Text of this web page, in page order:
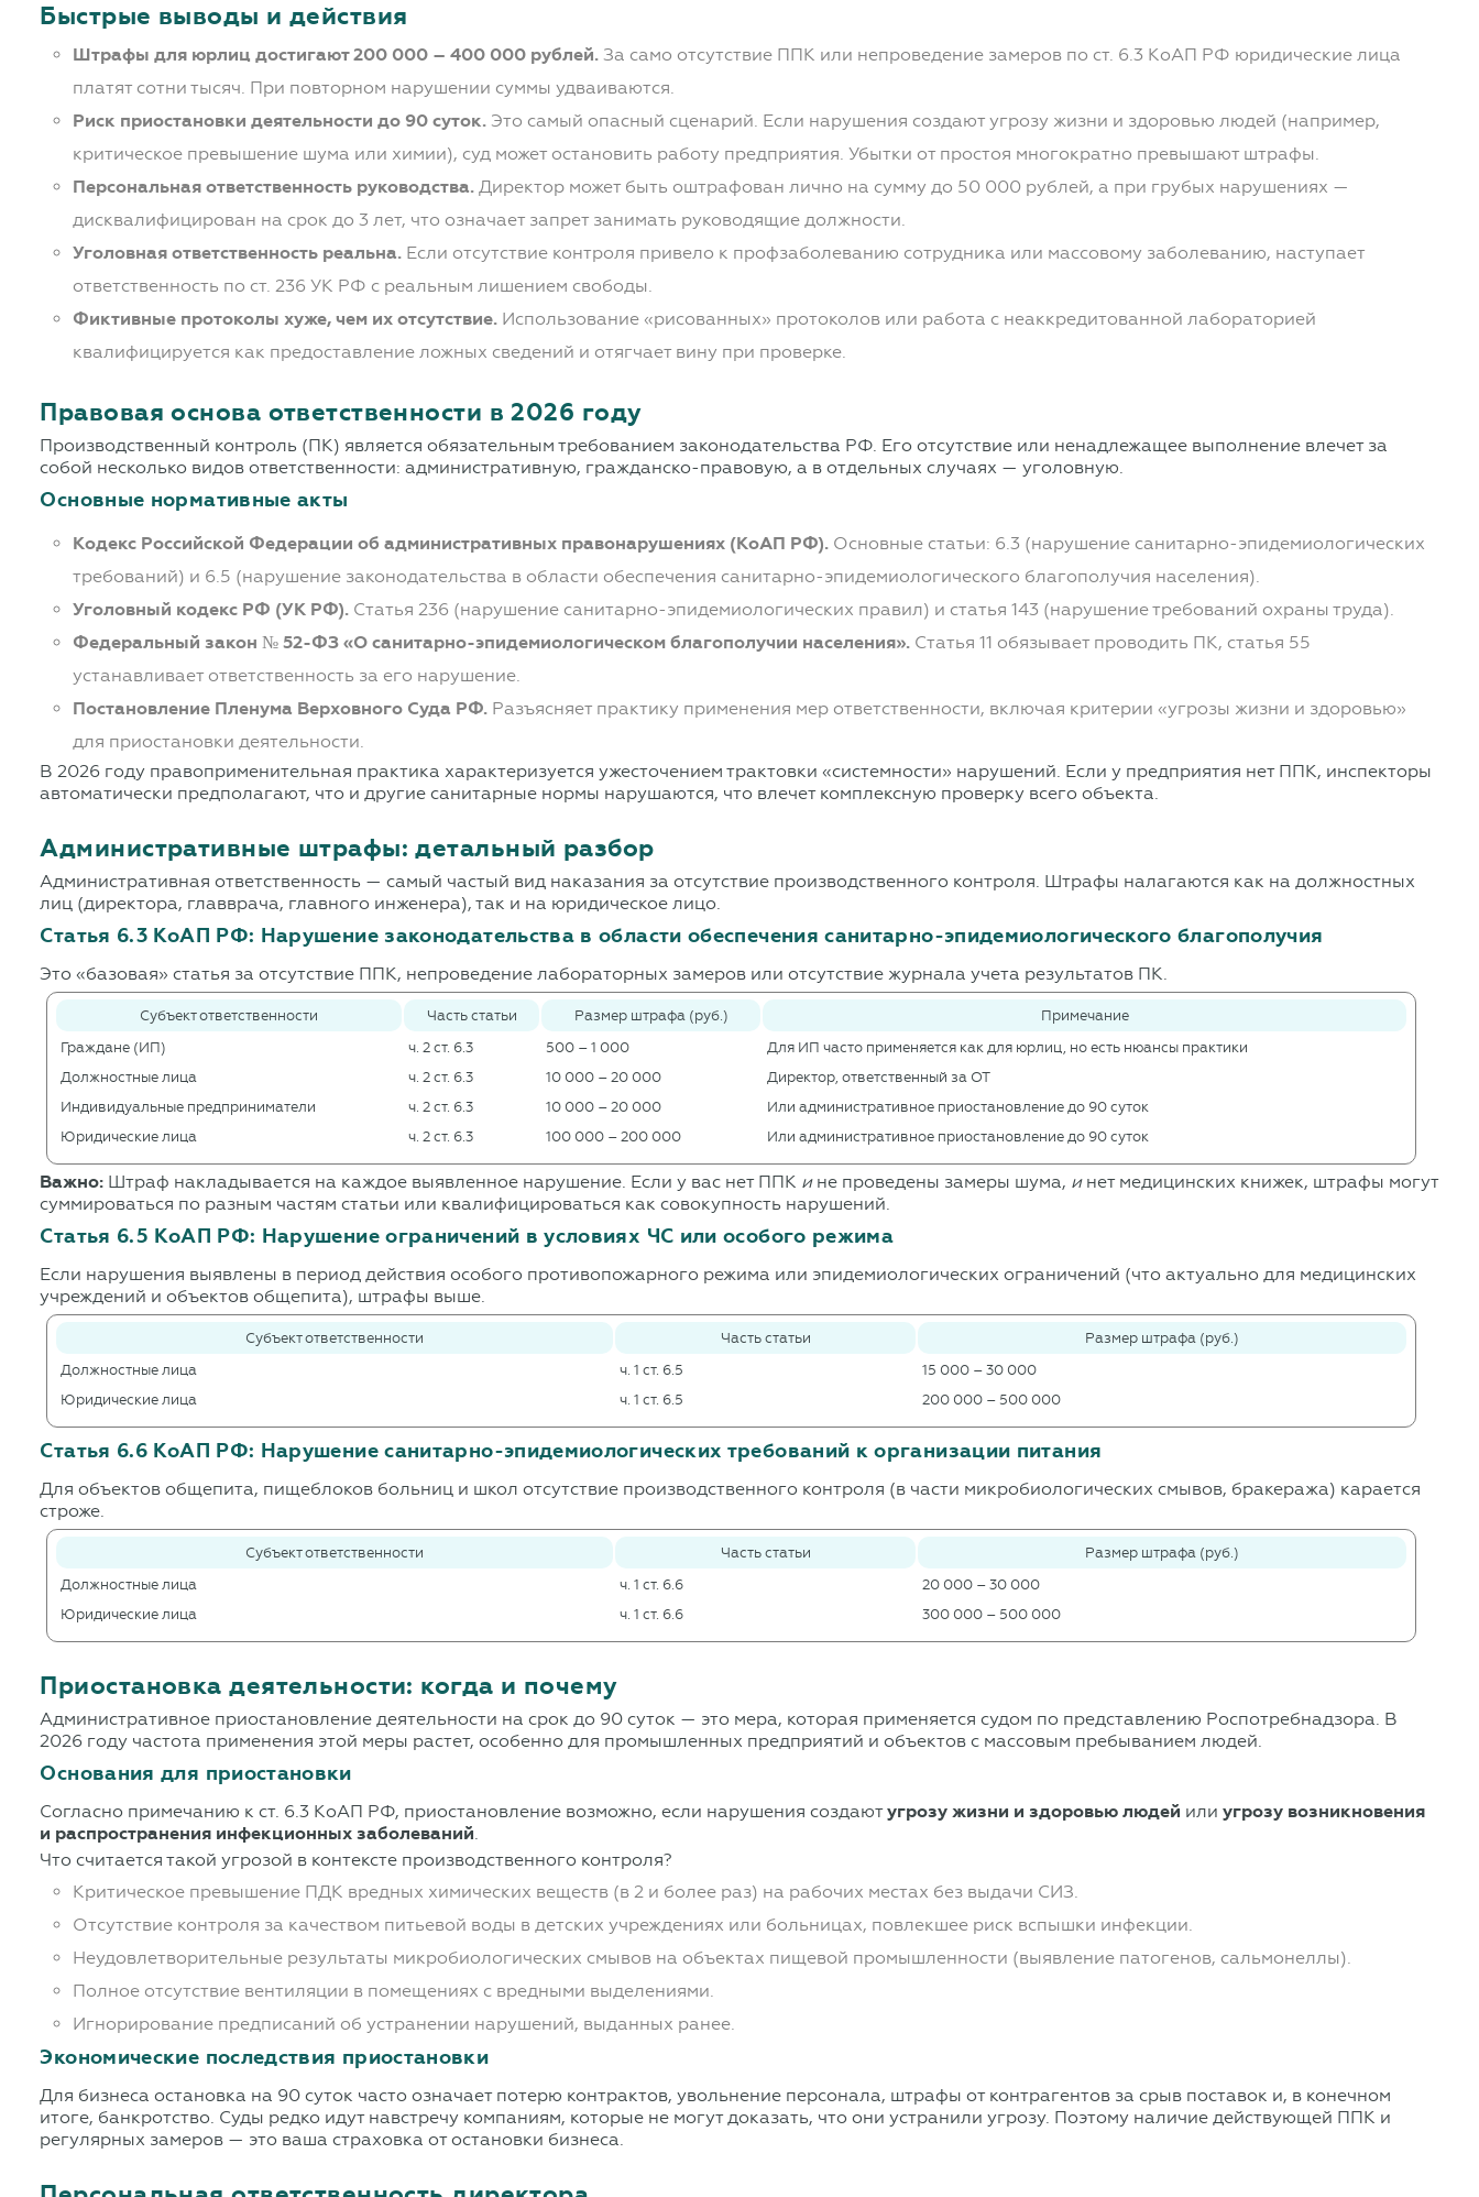
Быстрые выводы и действия
Штрафы для юрлиц достигают 200 000 – 400 000 рублей. За само отсутствие ППК или непроведение замеров по ст. 6.3 КоАП РФ юридические лица
платят сотни тысяч. При повторном нарушении суммы удваиваются.
Риск приостановки деятельности до 90 суток. Это самый опасный сценарий. Если нарушения создают угрозу жизни и здоровью людей (например,
критическое превышение шума или химии), суд может остановить работу предприятия. Убытки от простоя многократно превышают штрафы.
Персональная ответственность руководства. Директор может быть оштрафован лично на сумму до 50 000 рублей, а при грубых нарушениях —
дисквалифицирован на срок до 3 лет, что означает запрет занимать руководящие должности.
Уголовная ответственность реальна. Если отсутствие контроля привело к профзаболеванию сотрудника или массовому заболеванию, наступает
ответственность по ст. 236 УК РФ с реальным лишением свободы.
Фиктивные протоколы хуже, чем их отсутствие. Использование «рисованных» протоколов или работа с неаккредитованной лабораторией
квалифицируется как предоставление ложных сведений и отягчает вину при проверке.
Правовая основа ответственности в 2026 году
Производственный контроль (ПК) является обязательным требованием законодательства РФ. Его отсутствие или ненадлежащее выполнение влечет за
собой несколько видов ответственности: административную, гражданско-правовую, а в отдельных случаях — уголовную.
Основные нормативные акты
Кодекс Российской Федерации об административных правонарушениях (КоАП РФ). Основные статьи: 6.3 (нарушение санитарно-эпидемиологических
требований) и 6.5 (нарушение законодательства в области обеспечения санитарно-эпидемиологического благополучия населения).
Уголовный кодекс РФ (УК РФ). Статья 236 (нарушение санитарно-эпидемиологических правил) и статья 143 (нарушение требований охраны труда).
Федеральный закон № 52-ФЗ «О санитарно-эпидемиологическом благополучии населения». Статья 11 обязывает проводить ПК, статья 55
устанавливает ответственность за его нарушение.
Постановление Пленума Верховного Суда РФ. Разъясняет практику применения мер ответственности, включая критерии «угрозы жизни и здоровью»
для приостановки деятельности.
В 2026 году правоприменительная практика характеризуется ужесточением трактовки «системности» нарушений. Если у предприятия нет ППК, инспекторы
автоматически предполагают, что и другие санитарные нормы нарушаются, что влечет комплексную проверку всего объекта.
Административные штрафы: детальный разбор
Административная ответственность — самый частый вид наказания за отсутствие производственного контроля. Штрафы налагаются как на должностных
лиц (директора, главврача, главного инженера), так и на юридическое лицо.
Статья 6.3 КоАП РФ: Нарушение законодательства в области обеспечения санитарно-эпидемиологического благополучия
Это «базовая» статья за отсутствие ППК, непроведение лабораторных замеров или отсутствие журнала учета результатов ПК.
Субъект ответственности Часть статьи Размер штрафа (руб.)
Примечание
Граждане (ИП)
ч. 2 ст. 6.3 500 – 1 000
Для ИП часто применяется как для юрлиц, но есть нюансы практики
Должностные лица
ч. 2 ст. 6.3 10 000 – 20 000
Директор, ответственный за ОТ
Индивидуальные предприниматели
ч. 2 ст. 6.3 10 000 – 20 000
Или административное приостановление до 90 суток
Юридические лица
ч. 2 ст. 6.3 100 000 – 200 000 Или административное приостановление до 90 суток
Важно: Штраф накладывается на каждое выявленное нарушение. Если у вас нет ППК ине проведены замеры шума, инет медицинских книжек, штрафы могут
суммироваться по разным частям статьи или квалифицироваться как совокупность нарушений.
Статья 6.5 КоАП РФ: Нарушение ограничений в условиях ЧС или особого режима
Если нарушения выявлены в период действия особого противопожарного режима или эпидемиологических ограничений (что актуально для медицинских
учреждений и объектов общепита), штрафы выше.
Субъект ответственности Часть статьи
Размер штрафа (руб.)
Должностные лица
ч. 1 ст. 6.5
15 000 – 30 000
Юридические лица
ч. 1 ст. 6.5 200 000 – 500 000
Статья 6.6 КоАП РФ: Нарушение санитарно-эпидемиологических требований к организации питания
Для объектов общепита, пищеблоков больниц и школ отсутствие производственного контроля (в части микробиологических смывов, бракеража) карается
строже.
Субъект ответственности Часть статьи
Размер штрафа (руб.)
Должностные лица
ч. 1 ст. 6.6
20 000 – 30 000
Юридические лица
ч. 1 ст. 6.6 300 000 – 500 000
Приостановка деятельности: когда и почему
Административное приостановление деятельности на срок до 90 суток — это мера, которая применяется судом по представлению Роспотребнадзора. В
2026 году частота применения этой меры растет, особенно для промышленных предприятий и объектов с массовым пребыванием людей.
Основания для приостановки
Согласно примечанию к ст. 6.3 КоАП РФ, приостановление возможно, если нарушения создаютугрозу жизни и здоровью людей илиугрозу возникновения
и распространения инфекционных заболеваний.
Что считается такой угрозой в контексте производственного контроля?
Критическое превышение ПДК вредных химических веществ (в 2 и более раз) на рабочих местах без выдачи СИЗ.
Отсутствие контроля за качеством питьевой воды в детских учреждениях или больницах, повлекшее риск вспышки инфекции.
Неудовлетворительные результаты микробиологических смывов на объектах пищевой промышленности (выявление патогенов, сальмонеллы).
Полное отсутствие вентиляции в помещениях с вредными выделениями.
Игнорирование предписаний об устранении нарушений, выданных ранее.
Экономические последствия приостановки
Для бизнеса остановка на 90 суток часто означает потерю контрактов, увольнение персонала, штрафы от контрагентов за срыв поставок и, в конечном
итоге, банкротство. Суды редко идут навстречу компаниям, которые не могут доказать, что они устранили угрозу. Поэтому наличие действующей ППК и
регулярных замеров — это ваша страховка от остановки бизнеса.